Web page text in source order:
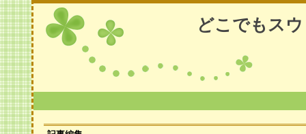
どこでもス